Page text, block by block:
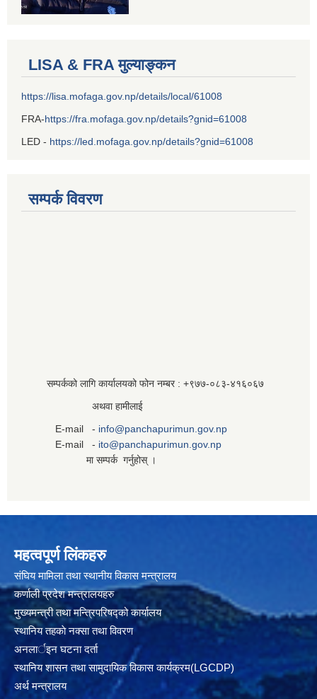
LISA & FRA मुल्याङ्कन
https://lisa.mofaga.gov.np/details/local/61008
FRA-https://fra.mofaga.gov.np/details?gnid=61008
LED - https://led.mofaga.gov.np/details?gnid=61008
सम्पर्क विवरण
सम्पर्कको लागि कार्यालयको फोन नम्बर : +९७७-०८३‍-४१६०६७
अथवा हामीलाई
E-mail - info@panchapurimun.gov.np
E-mail - ito@panchapurimun.gov.np
मा सम्पर्क गर्नुहोस् ।
महत्वपूर्ण लिंकहरु
संघिय मामिला तथा स्थानीय विकास मन्त्रालय
कर्णाली प्रदेश मन्त्रालयहरु
मुख्यमन्त्री तथा मन्त्रिपरिषद्को कार्यालय
स्थानिय तहकाे नक्सा तथा विवरण
अनलार्इन घटना दर्ता
स्थानिय शासन तथा सामुदायिक विकास कार्यक्रम(LGCDP)
अर्थ मन्त्रालय